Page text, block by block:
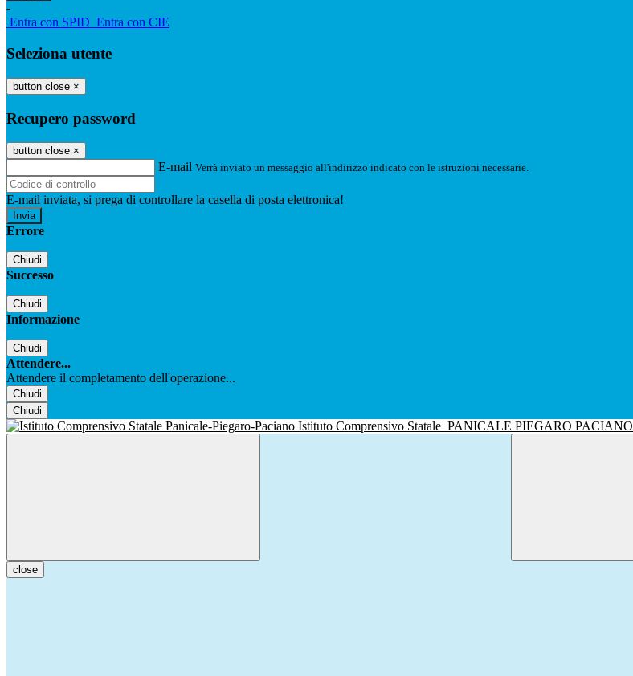
-
Entra con SPID Entra con CIE
Seleziona utente
button close ×
Recupero password
button close ×
E-mail Verrà inviato un messaggio all'indirizzo indicato con le istruzioni necessarie.
E-mail inviata, si prega di controllare la casella di posta elettronica!
Errore
Chiudi
Successo
Chiudi
Informazione
Chiudi
Attendere...
Attendere il completamento dell'operazione...
Chiudi
Chiudi
Istituto Comprensivo Statale PANICALE PIEGARO PACIANO
close